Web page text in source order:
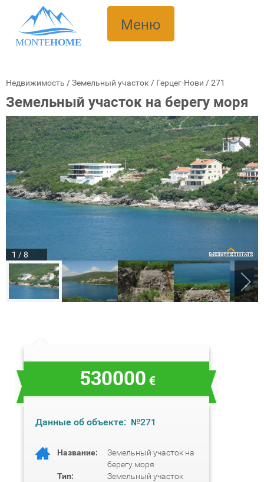
MONTEHOME
Меню
Недвижимость /Земельный участок / Герцег-Нови /271
Земельный участок на берегу моря
1 / 8
530000 €
Данные об объекте: №271
Название:
Земельный участок на
берегу моря
Тип:
Земельный участок